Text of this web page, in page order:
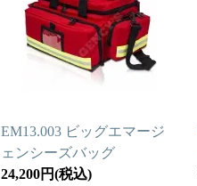
EM13.003 ビッグエマージ
ェンシーズバッグ
24,200円(税込)